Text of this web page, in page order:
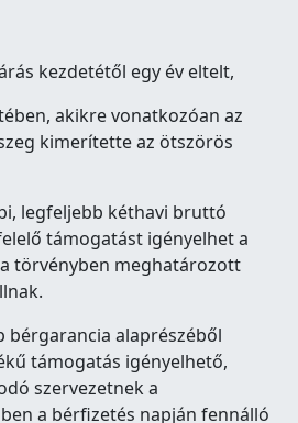
kezdetétől egy év eltelt,
akikre vonatkozóan az
kimerítette az ötszörös
legfeljebb kéthavi bruttó
támogatást igényelhet a
törvényben meghatározott
bérgarancia alaprészéből
támogatás igényelhető,
szervezetnek a
a bérfizetés napján fennálló